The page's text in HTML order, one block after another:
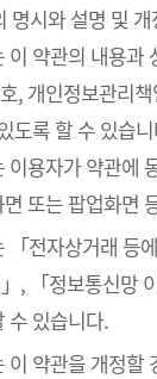
명시와 설명 및 개
약관의 내용과
, 개인정보관리
도록 할 수 있습
용자가 약관에
또는 팝업화면
전자상거래 등
」, 「정보통신망
수 있습니다.
약관을 개정할